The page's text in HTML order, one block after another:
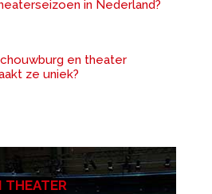
in Nederland?
en theater
ze uniek?
THEATER